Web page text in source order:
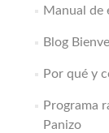
Manual de
Blog
Por qué y
Programa
Panizo